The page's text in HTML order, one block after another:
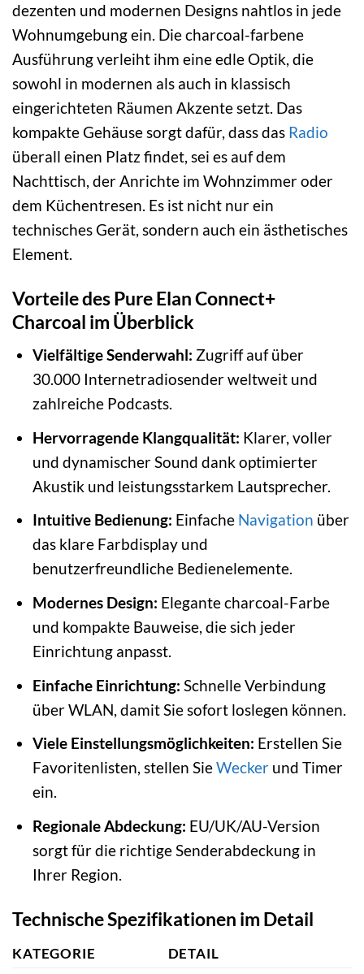
dezenten und modernen Designs nahtlos in jede
Wohnumgebung ein. Die charcoal-farbene
Ausführung verleiht ihm eine edle Optik, die
sowohl in modernen als auch in klassisch
eingerichteten Räumen Akzente setzt. Das
kompakte Gehäuse sorgt dafür, dass das Radio
überall einen Platz findet, sei es auf dem
Nachttisch, der Anrichte im Wohnzimmer oder
dem Küchentresen. Es ist nicht nur ein
technisches Gerät, sondern auch ein ästhetisches
Element.
Vorteile des Pure Elan Connect+
Charcoal im Überblick
Vielfältige Senderwahl: Zugriff auf über
30.000 Internetradiosender weltweit und
zahlreiche Podcasts.
Hervorragende Klangqualität: Klarer, voller
und dynamischer Sound dank optimierter
Akustik und leistungsstarkem Lautsprecher.
Intuitive Bedienung: Einfache Navigation über
das klare Farbdisplay und
benutzerfreundliche Bedienelemente.
Modernes Design: Elegante charcoal-Farbe
und kompakte Bauweise, die sich jeder
Einrichtung anpasst.
Einfache Einrichtung: Schnelle Verbindung
über WLAN, damit Sie sofort loslegen können.
Viele Einstellungsmöglichkeiten: Erstellen Sie
Favoritenlisten, stellen SieWeckerund Timer
ein.
Regionale Abdeckung: EU/UK/AU-Version
sorgt für die richtige Senderabdeckung in
Ihrer Region.
Technische Spezifikationen im Detail
KATEGORIE DETAIL